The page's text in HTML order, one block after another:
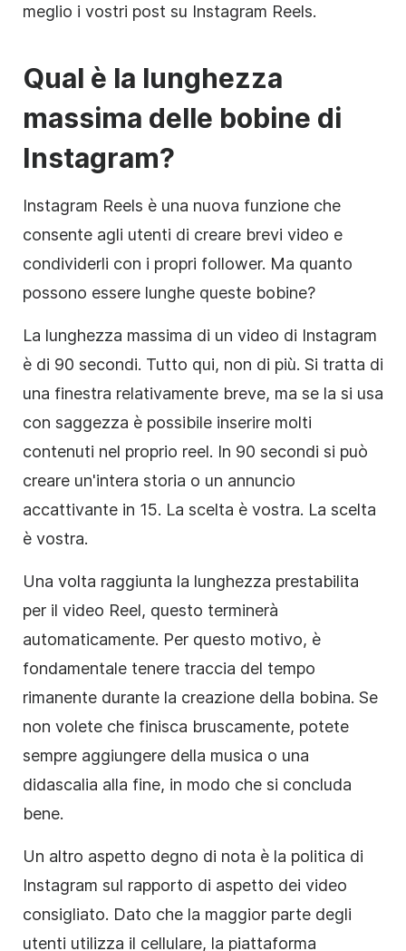
meglio i vostri post su Instagram Reels.
Qual è la lunghezza
massima delle bobine di
Instagram?
Instagram Reels è una nuova funzione che
consente agli utenti di creare brevi video e
condividerli con i propri follower. Ma quanto
possono essere lunghe queste bobine?
La lunghezza massima di un video di Instagram
è di 90 secondi. Tutto qui, non di più. Si tratta di
una finestra relativamente breve, ma se la si usa
con saggezza è possibile inserire molti
contenuti nel proprio reel. In 90 secondi si può
creare un'intera storia o un annuncio
accattivante in 15. La scelta è vostra. La scelta
è vostra.
Una volta raggiunta la lunghezza prestabilita
per il video Reel, questo terminerà
automaticamente. Per questo motivo, è
fondamentale tenere traccia del tempo
rimanente durante la creazione della bobina. Se
non volete che finisca bruscamente, potete
sempre aggiungere della musica o una
didascalia alla fine, in modo che si concluda
bene.
Un altro aspetto degno di nota è la politica di
Instagram sul rapporto di aspetto dei video
consigliato. Dato che la maggior parte degli
utenti utilizza il cellulare, la piattaforma